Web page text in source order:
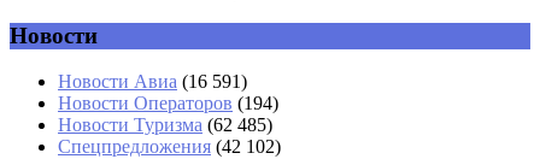
Имя *
Email*
Новости
Новости Авиа (16 591)
Новости Операторов (194)
Новости Туризма (62 485)
Спецпредложения (42 102)